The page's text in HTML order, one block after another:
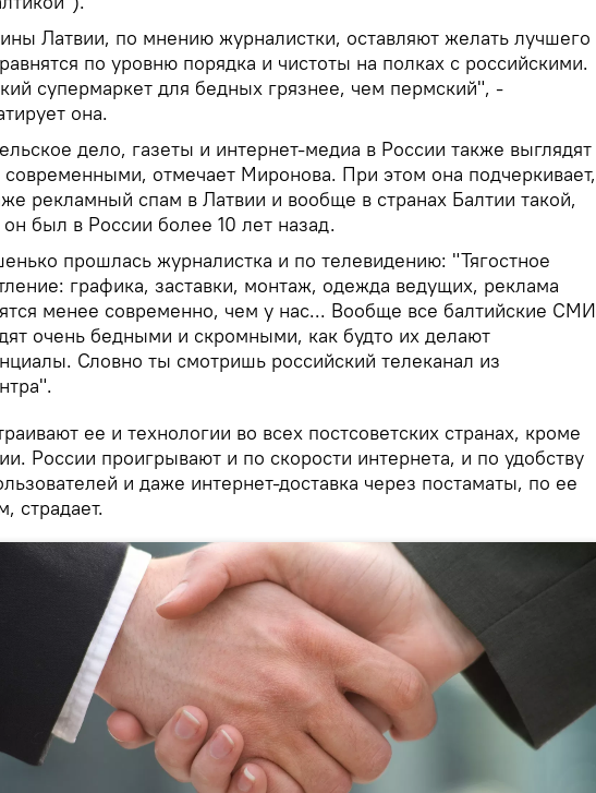
Латвии, по мнению журналистки, оставляют желать лучшего
по уровню порядка и чистоты на полках с российскими.
супермаркет для бедных грязнее, чем пермский", -
она.
дело, газеты и интернет-медиа в России также выглядят
современными, отмечает Миронова. При этом она подчеркивает,
рекламный спам в Латвии и вообще в странах Балтии такой,
был в России более 10 лет назад.
прошлась журналистка и по телевидению: "Тягостное
графика, заставки, монтаж, одежда ведущих, реклама
менее современно, чем у нас... Вообще все балтийские СМИ
очень бедными и скромными, как будто их делают
Словно ты смотришь российский телеканал из
ее и технологии во всех постсоветских странах, кроме
России проигрывают и по скорости интернета, и по удобству
и даже интернет-доставка через постаматы, по ее
страдает.